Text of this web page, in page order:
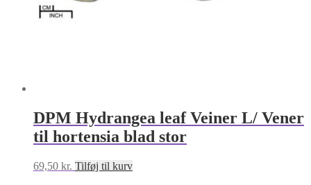
DPM Hydrangea leaf Veiner L/ Vener
til hortensia blad stor
69,50 kr. Tilføj til kurv